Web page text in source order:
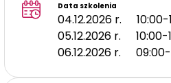
Data szkolenia
04.12.2026 r.
10:00-
05.12.2026 r.
10:00-
06.12.2026 r.